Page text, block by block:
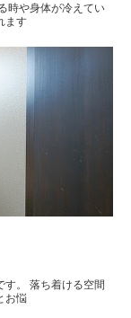
時や身体が冷えてい
ます
す。 落ち着ける空間
お悩